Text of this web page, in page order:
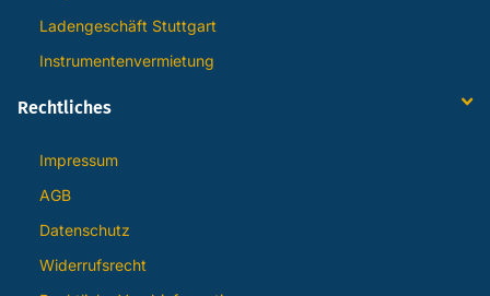
Ladengeschäft Stuttgart
Instrumentenvermietung
Rechtliches
Impressum
AGB
Datenschutz
Widerrufsrecht